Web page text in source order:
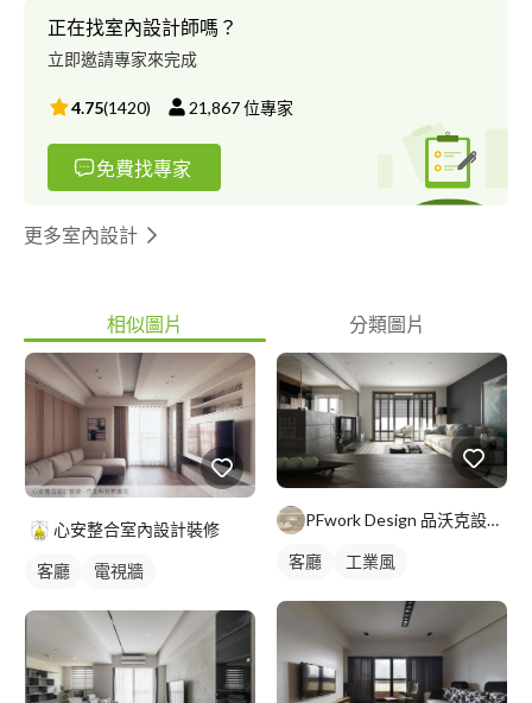
詢服務，申請室內裝修許可證。 ?老屋翻新防水抓漏專家。 ??‍♂️公
司資本額 2800 萬，售後安心有保障。 高檔服務，平價收費。 多年
設計經驗、一流工班技術、淘寶傢俱、高端傢俱進口牌照。 拾間
室內設計公司官方網站: https://dctdesign.tw/
正在找室內設計師嗎？
立即邀請專家來完成
4.75(1420) 21,867位專家
免費找專家
更多室內設計
相似圖片 分類圖片
心安整合室內設計裝修
客廳 電視牆
PFwork Design 品沃克設計 l 工程 安信建築經理屢約保證
客廳 工業風